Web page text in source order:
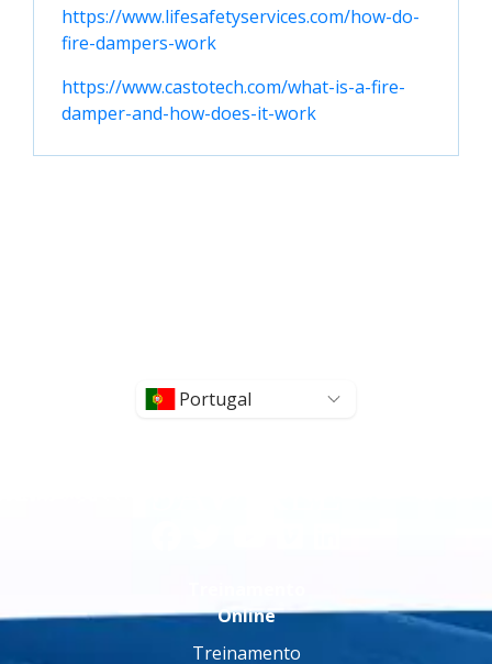
https://www.lifesafetyservices.com/how-do-
fire-dampers-work
https://www.castotech.com/what-is-a-fire-
damper-and-how-does-it-work
Portugal
Online
Treinamento